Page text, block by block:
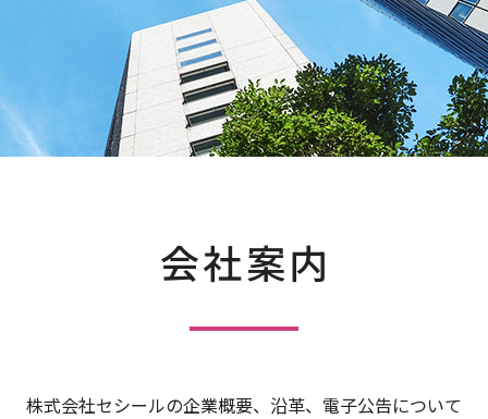
会社案内
株式会社セシールの企業概要、沿革、電子公告について